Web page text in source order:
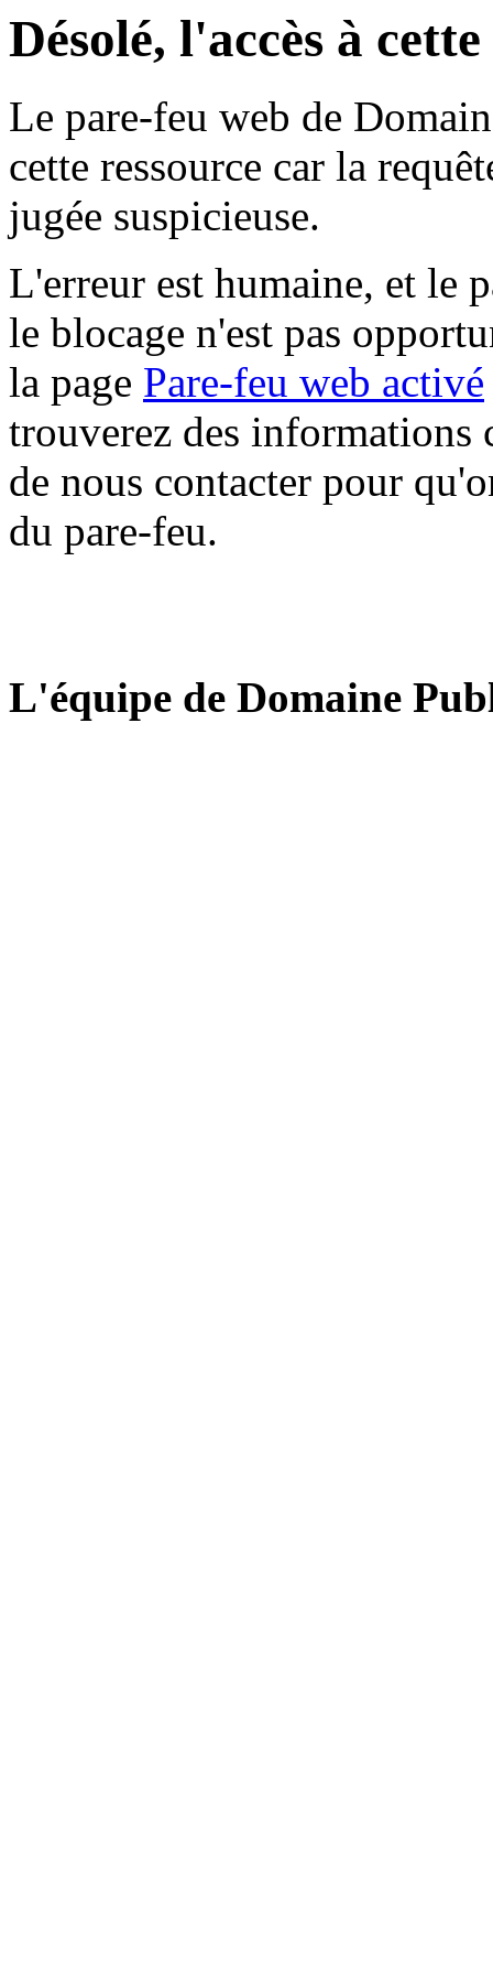
Désolé, l'accès à
Le pare-feu web de
cette ressource car la
jugée suspicieuse.
L'erreur est humaine, et le
le blocage n'est pas
la page Pare-feu web activé
trouverez des informations
de nous contacter pour
du pare-feu.
L'équipe de Domaine